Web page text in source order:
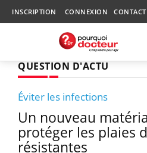
INSCRIPTION CONNEXION CONTACT
QUESTION D'ACTU
Éviter les infections
Un nouveau
protéger les plaies
résistantes